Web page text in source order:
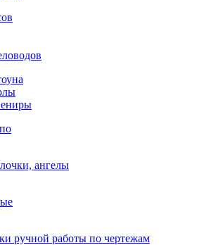
ангелы
ручной работы по чертежам